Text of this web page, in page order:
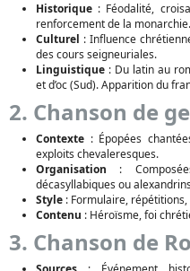
Historique : Féodalité,
renforcement de la monarchie.
Culturel : Influence
des cours seigneuriales.
Linguistique : Du latin au
et d’oc (Sud). Apparition du
2. Chanson de
Contexte : Épopées
exploits chevaleresques.
Organisation :
décasyllabiques ou
Style : Formulaire,
Contenu : Héroïsme, foi
3. Chanson de